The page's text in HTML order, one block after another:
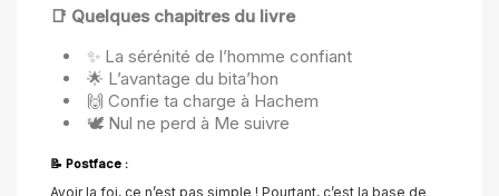
📑 Quelques chapitres du livre
✨ La sérénité de l’homme confiant
🌟 L’avantage du bita’hon
🙌 Confie ta charge à Hachem
🕊️ Nul ne perd à Me suivre
📝 Postface :
Avoir la foi, ce n’est pas simple ! Pourtant, c’est la base de